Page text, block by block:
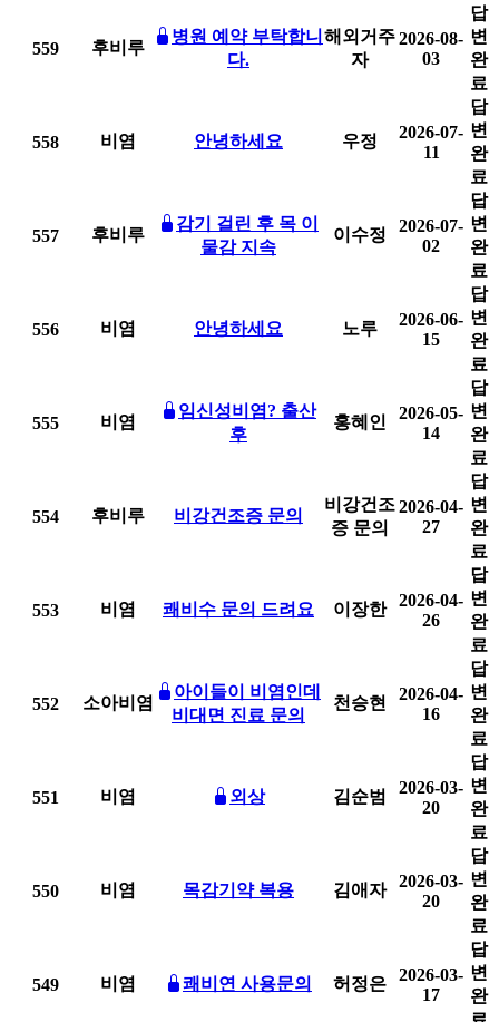
559 후비루
병원 예약 부탁합니
다.
해외거주
자
2026-08-
03
답
변
완
료
558 비염 안녕하세요 우정
2026-07-
11
답
변
완
료
557 후비루
감기 걸린 후 목 이
물감 지속
이수정
2026-07-
02
답
변
완
료
556 비염 안녕하세요 노루
2026-06-
15
답
변
완
료
555 비염
임신성비염? 출산
후
홍혜인
2026-05-
14
답
변
완
료
554 후비루 비강건조증 문의
비강건조
증 문의
2026-04-
27
답
변
완
료
553 비염 쾌비수 문의 드려요 이장한
2026-04-
26
답
변
완
료
552 소아비염
아이들이 비염인데
비대면 진료 문의
천승현
2026-04-
16
답
변
완
료
551 비염 외상 김순범
2026-03-
20
답
변
완
료
550 비염 목감기약 복용 김애자
2026-03-
20
답
변
완
료
549 비염 쾌비연 사용문의 허정은
2026-03-
17
답
변
완